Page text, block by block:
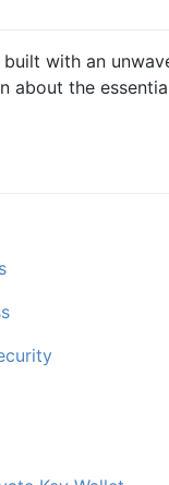
with an
about the